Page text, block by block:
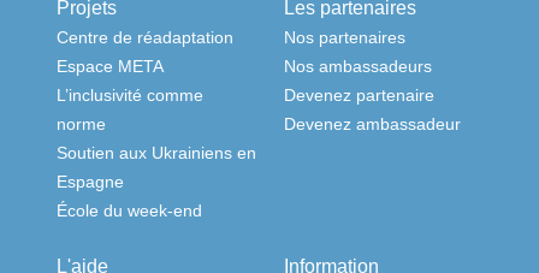
Projets
Centre de réadaptation
Espace META
L’inclusivité comme
norme
Soutien aux Ukrainiens en
Espagne
École du week-end
Les partenaires
Nos partenaires
Nos ambassadeurs
Devenez partenaire
Devenez ambassadeur
L'aide Information